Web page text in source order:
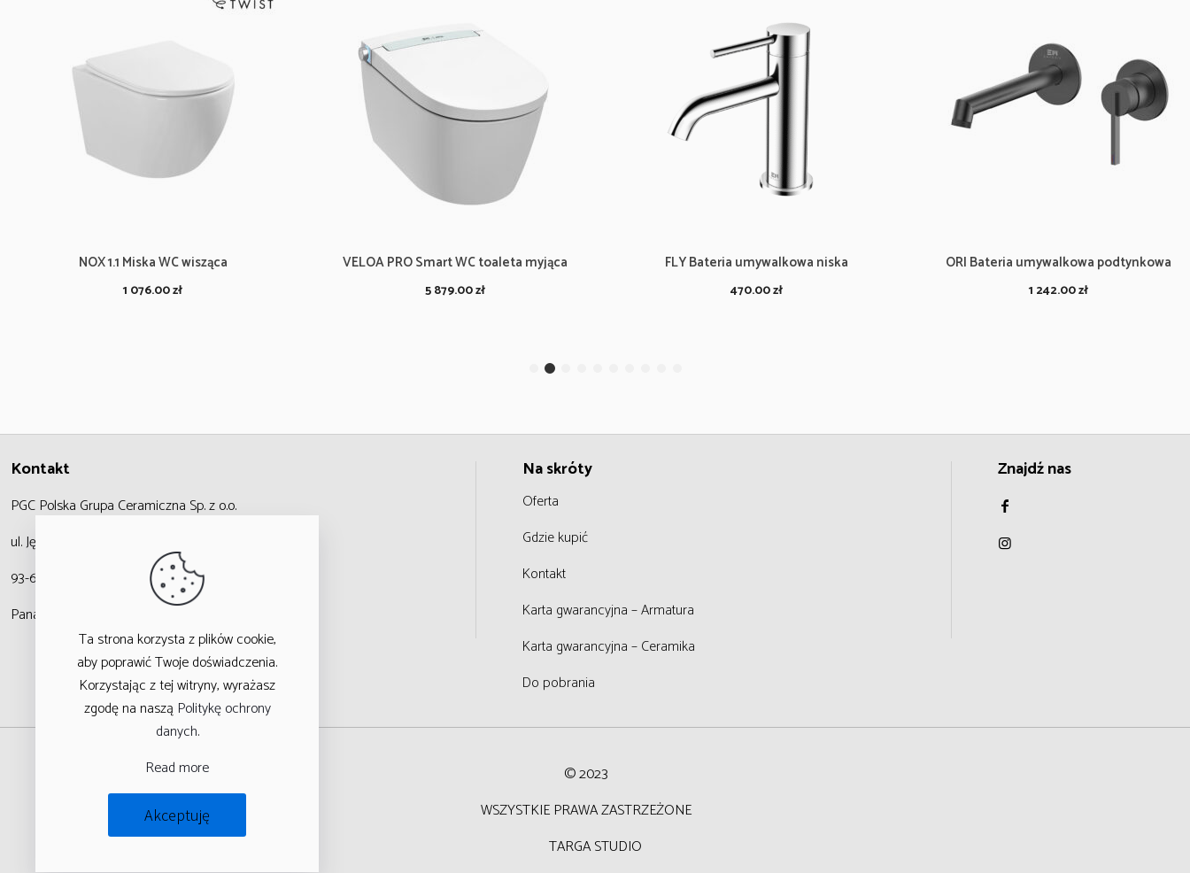
NOX 1.1 Miska WC wisząca
1 076.00zł
VELOA PRO Smart WC toaleta myjąca
5 879.00zł
FLY Bateria umywalkowa niska
470.00zł
ORI Bateria umywalkowa podtynkowa
1 242.00zł
Kontakt
PGC Polska Grupa Ceramiczna Sp. z o.o.
ul. Jędrzejowska 47,
93-636 Łódź
Panattoni Logistic Hub
Na skróty
Oferta
Gdzie kupić
Kontakt
Karta gwarancyjna – Armatura
Karta gwarancyjna – Ceramika
Do pobrania
Znajdź nas
© 2023
WSZYSTKIE PRAWA ZASTRZEŻONE
TARGA STUDIO
Ta strona korzysta z plików cookie,
aby poprawić Twoje doświadczenia.
Korzystając z tej witryny, wyrażasz
zgodę na naszą Politykę ochrony
danych.
Read more
Akceptuję